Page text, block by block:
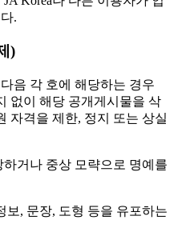
.
)
음 각 호에 해당하는 경우
없이 해당 공개게시물을 삭
자격을 제한, 정지 또는 상실
거나 중상 모략으로 명예를
보, 문장, 도형 등을 유포하는